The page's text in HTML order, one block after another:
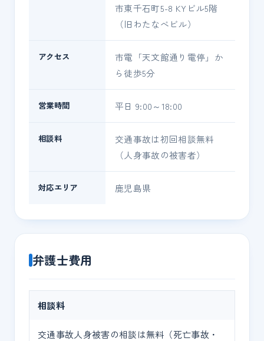
市東千石町5-8 KYビル5階
（旧わたなべビル）
アクセス
市電「天文館通り電停」か
ら徒歩5分
営業時間 平日 9:00～18:00
相談料
交通事故は初回相談無料
（人身事故の被害者）
対応エリア 鹿児島県
弁護士費用
相談料
交通事故人身被害の相談は無料（死亡事故・